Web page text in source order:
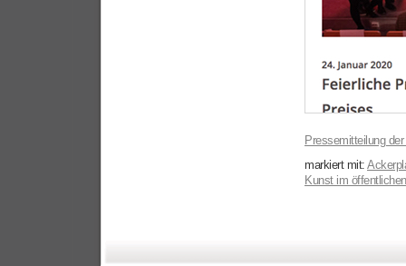
Pressemitteilung
markiert mit:
Kunst im